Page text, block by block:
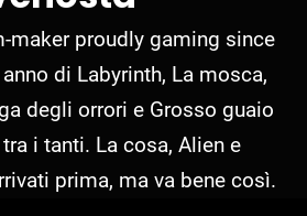
maker proudly gaming since
di Labyrinth, La mosca,
degli orrori e Grosso guaio
i tanti. La cosa, Alien e
prima, ma va bene così.